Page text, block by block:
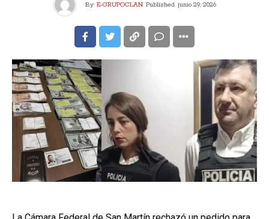
By E-GRUPOCLAN Published junio 29, 2026